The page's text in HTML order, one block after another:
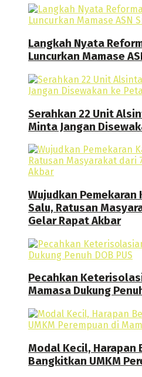
Langkah Nyata
Luncurkan Mamase
Serahkan 22 Unit
Minta Jangan
Wujudkan
Salu, Ratusan
Gelar Rapat Akbar
Pecahkan
Mamasa Dukung
Modal Kecil, Harapan
Bangkitkan UMKM